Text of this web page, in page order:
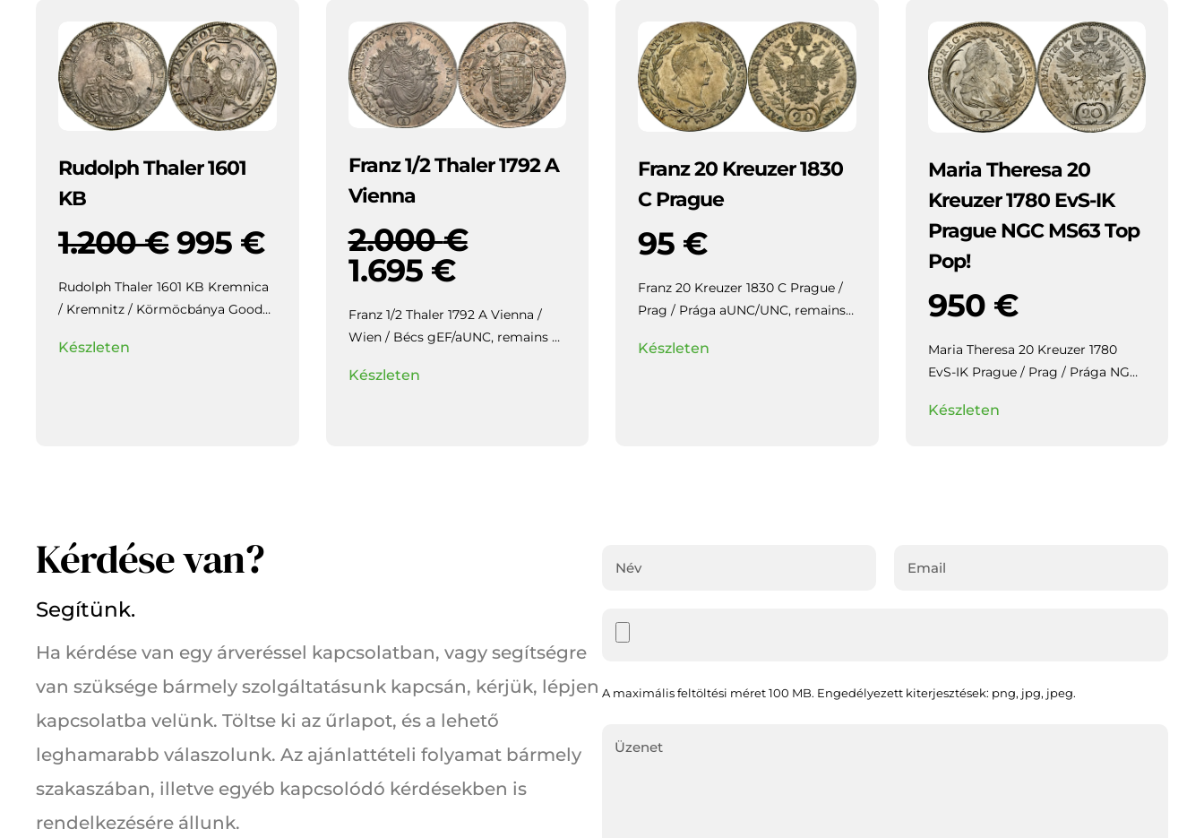
Rudolph Thaler 1601
KB
1.200€ 995 €
Rudolph Thaler 1601 KB Kremnica
/ Kremnitz / Körmöcbánya Good
with beautiful patina and mirror-
Készleten
Franz 1/2 Thaler 1792 A
Vienna
2.000€
1.695 €
Franz 1/2 Thaler 1792 A Vienna /
Wien / Bécs gEF/aUNC, remains of
Készleten
Franz 20 Kreuzer 1830
C Prague
95 €
Franz 20 Kreuzer 1830 C Prague /
Prag / Prága aUNC/UNC, remains
Készleten
Maria Theresa 20
Kreuzer 1780 EvS-IK
Prague NGC MS63 Top
Pop!
950 €
Maria Theresa 20 Kreuzer 1780
EvS-IK Prague / Prag / Prága NGC
piece with beautiful patina and
Készleten
Kérdése van?
Segítünk.
Ha kérdése van egy árveréssel kapcsolatban, vagy segítségre
van szüksége bármely szolgáltatásunk kapcsán, kérjük, lépjen
kapcsolatba velünk. Töltse ki az űrlapot, és a lehető
leghamarabb válaszolunk. Az ajánlattételi folyamat bármely
szakaszában, illetve egyéb kapcsolódó kérdésekben is
rendelkezésére állunk.
A maximális feltöltési méret 100 MB. Engedélyezett kiterjesztések: png, jpg, jpeg.